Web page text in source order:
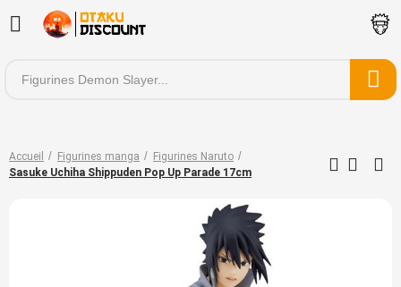
Accueil Figurines manga
Figurines Naruto
Sasuke Uchiha Shippuden Pop Up Parade 17cm